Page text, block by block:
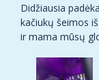
Didžiausia
kačiukų šeimos
ir mama mūsų